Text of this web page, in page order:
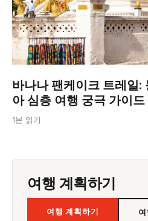
바나나 팬케이크 트레일:
아 심층 여행 궁극 가이드
1분 읽기
여행 계획하기
여행 계획하기